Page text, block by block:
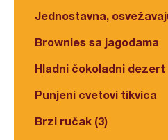
Jednostavna,
Brownies sa jagodama
Hladni čokoladni dezert
Punjeni cvetovi tikvica
Brzi ručak (3)